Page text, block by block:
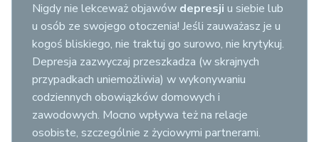
Nigdy nie lekceważ objawów depresji u siebie lub
u osób ze swojego otoczenia! Jeśli zauważasz je u
kogoś bliskiego, nie traktuj go surowo, nie krytykuj.
Depresja zazwyczaj przeszkadza (w skrajnych
przypadkach uniemożliwia) w wykonywaniu
codziennych obowiązków domowych i
zawodowych. Mocno wpływa też na relacje
osobiste, szczególnie z życiowymi partnerami.